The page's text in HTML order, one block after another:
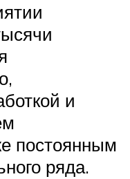
и
постоянным
ряда.